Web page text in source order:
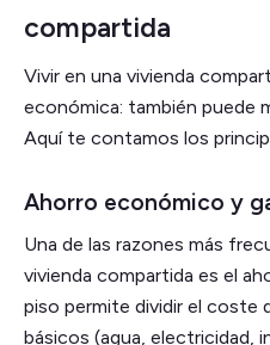
compartida
Vivir en una vivienda
económica: también puede
Aquí te contamos los
Ahorro económico y
Una de las razones más
vivienda compartida es el
piso permite dividir el coste
básicos (agua, electricidad,